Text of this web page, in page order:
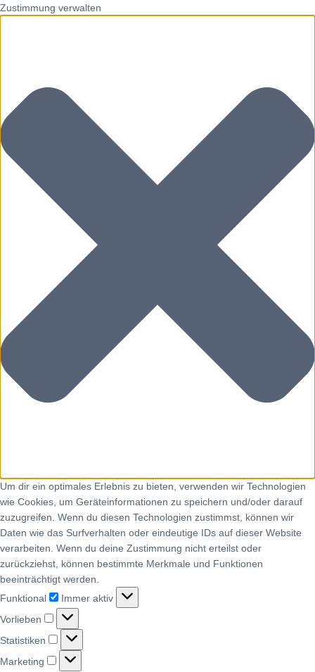
Zustimmung verwalten
Um dir ein optimales Erlebnis zu bieten, verwenden wir Technologien
wie Cookies, um Geräteinformationen zu speichern und/oder darauf
zuzugreifen. Wenn du diesen Technologien zustimmst, können wir
Daten wie das Surfverhalten oder eindeutige IDs auf dieser Website
verarbeiten. Wenn du deine Zustimmung nicht erteilst oder
zurückziehst, können bestimmte Merkmale und Funktionen
beeinträchtigt werden.
Funktional
Immer aktiv
Vorlieben
Statistiken
Marketing